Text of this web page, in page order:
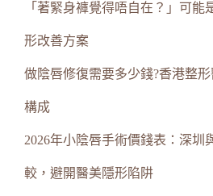
「著緊身褲覺得唔自在？」可能
形改善方案
做陰唇修復需要多少錢?香港整
構成
2026年小陰唇手術價錢表：深圳
較，避開醫美隱形陷阱